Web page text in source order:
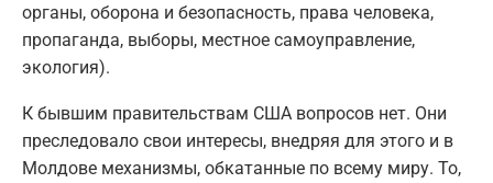
органы, оборона и безопасность, права человека,
пропаганда, выборы, местное самоуправление,
экология).
К бывшим правительствам США вопросов нет. Они
преследовало свои интересы, внедряя для этого и в
Молдове механизмы, обкатанные по всему миру. То,